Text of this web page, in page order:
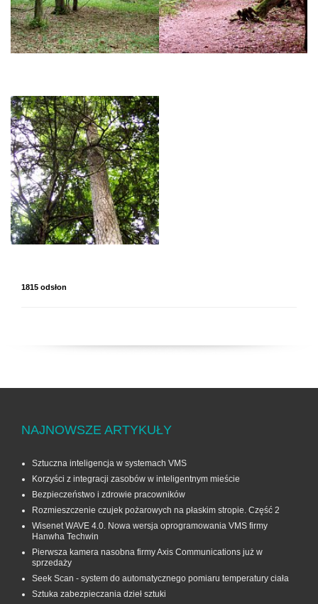
1815 odsłon
NAJNOWSZE ARTYKUŁY
Sztuczna inteligencja w systemach VMS
Korzyści z integracji zasobów w inteligentnym mieście
Bezpieczeństwo i zdrowie pracowników
Rozmieszczenie czujek pożarowych na płaskim stropie. Część 2
Wisenet WAVE 4.0. Nowa wersja oprogramowania VMS firmy
Hanwha Techwin
Pierwsza kamera nasobna firmy Axis Communications już w
sprzedaży
Seek Scan - system do automatycznego pomiaru temperatury ciała
Sztuka zabezpieczania dzieł sztuki